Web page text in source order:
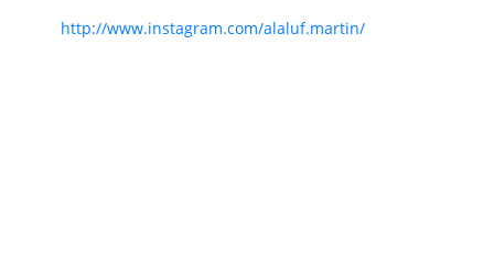
http://www.instagram.com/alaluf.martin/